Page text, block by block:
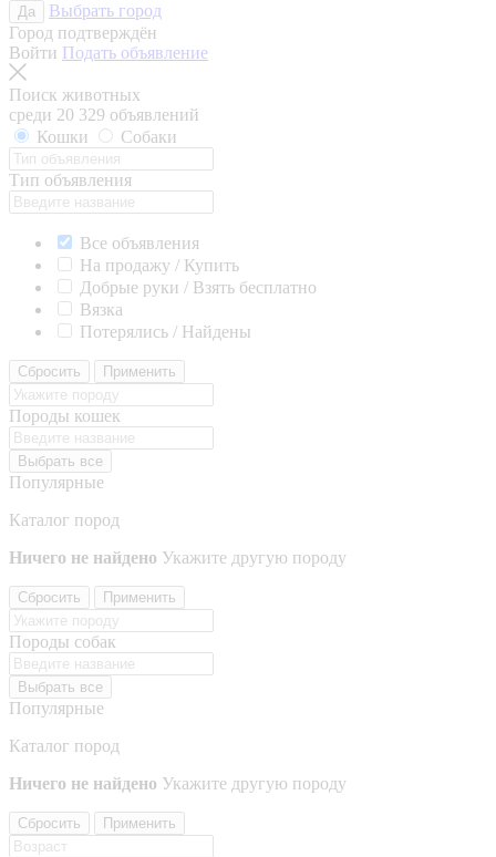
Да
Выбрать город
Город подтверждён
Войти Подать объявление
Поиск животных
среди 20 329 объявлений
Кошки
Собаки
Тип объявления
Все объявления
На продажу / Купить
Добрые руки / Взять бесплатно
Вязка
Потерялись / Найдены
Сбросить Применить
Породы кошек
Выбрать все
Популярные
Каталог пород
Ничего не найдено Укажите другую породу
Сбросить Применить
Породы собак
Выбрать все
Популярные
Каталог пород
Ничего не найдено Укажите другую породу
Сбросить Применить